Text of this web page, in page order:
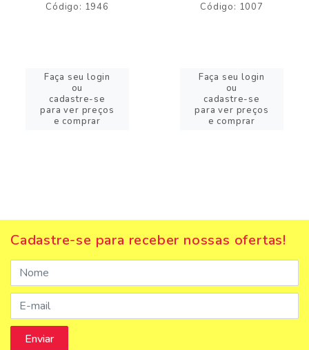
Código: 1946
Faça seu login
ou
cadastre-se
para ver preços
e comprar
Código: 1007
Faça seu login
ou
cadastre-se
para ver preços
e comprar
Cadastre-se para receber nossas ofertas!